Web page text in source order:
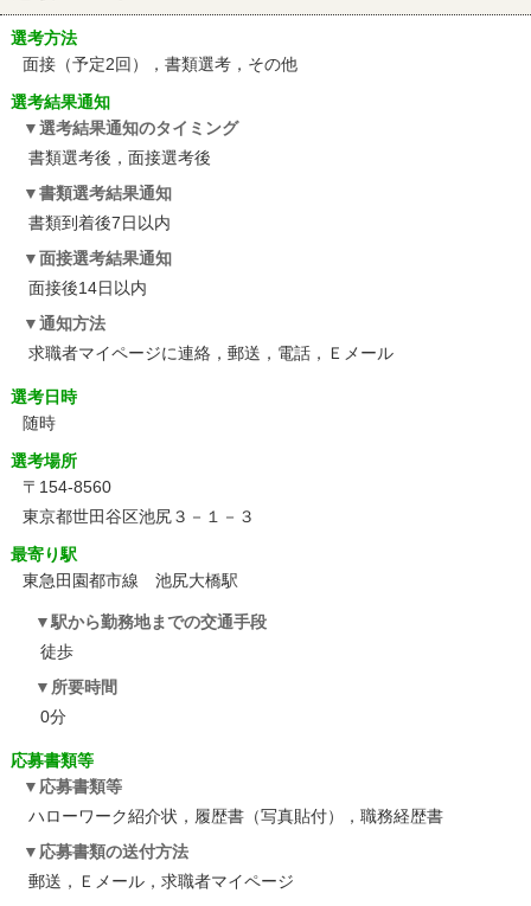
選考方法
面接（予定2回），書類選考，その他
選考結果通知
選考結果通知のタイミング
書類選考後，面接選考後
書類選考結果通知
書類到着後7日以内
面接選考結果通知
面接後14日以内
通知方法
求職者マイページに連絡，郵送，電話，Ｅメール
選考日時
随時
選考場所
〒154-8560
東京都世田谷区池尻３－１－３
最寄り駅
東急田園都市線 池尻大橋駅
駅から勤務地までの交通手段
徒歩
所要時間
0分
応募書類等
応募書類等
ハローワーク紹介状，履歴書（写真貼付），職務経歴書
応募書類の送付方法
郵送，Ｅメール，求職者マイページ